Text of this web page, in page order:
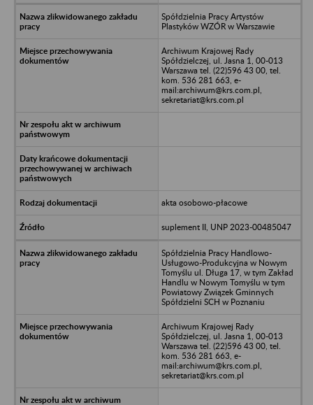
Spółdzielnia Pracy Artystów
Plastyków WZÓR w Warszawie
Archiwum Krajowej Rady
Spółdzielczej, ul. Jasna 1, 00-013
Warszawa tel. (22)596 43 00, tel.
kom. 536 281 663, e-
mail:archiwum@krs.com.pl,
sekretariat@krs.com.pl
akta osobowo-płacowe
suplement II, UNP 2023-00485047
Spółdzielnia Pracy Handlowo-
Usługowo-Produkcyjna w Nowym
Tomyślu ul. Długa 17, w tym Zakład
Handlu w Nowym Tomyślu w tym
Powiatowy Związek Gminnych
Spółdzielni SCH w Poznaniu
Archiwum Krajowej Rady
Spółdzielczej, ul. Jasna 1, 00-013
Warszawa tel. (22)596 43 00, tel.
kom. 536 281 663, e-
mail:archiwum@krs.com.pl,
sekretariat@krs.com.pl